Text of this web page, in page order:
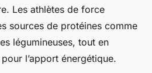
Les athlètes de force
sources de protéines comme
légumineuses, tout en
l’apport énergétique.